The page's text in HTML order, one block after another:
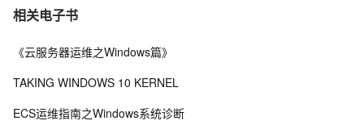
7 使用Docker部署监控服务Uptime Kuma并实现无公网ip远
8 微信公众号本地开发调试 - 无公网IP，内网穿透
络VPC&EIP&NAT&共享宽带&SLB——云上网络
相关电子书
《云服务器运维之Windows篇》
TAKING WINDOWS 10 KERNEL
ECS运维指南之Windows系统诊断